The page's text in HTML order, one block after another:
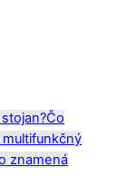
Čo
znamená